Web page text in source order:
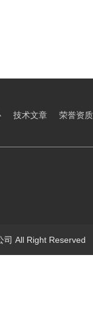
技术文章 荣誉资质
司 All Right